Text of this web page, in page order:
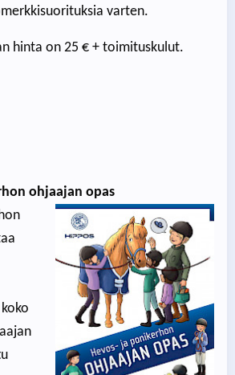
varten.
hinta on 25 € + toimituskulut.
ohjaajan opas